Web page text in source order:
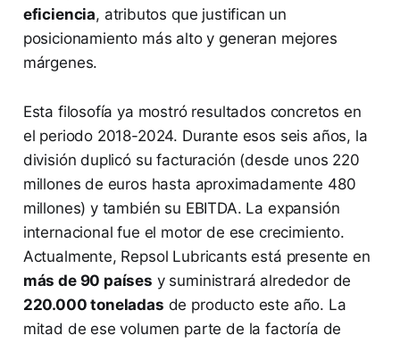
eficiencia, atributos que justifican un
posicionamiento más alto y generan mejores
márgenes.
Esta filosofía ya mostró resultados concretos en
el periodo 2018-2024. Durante esos seis años, la
división duplicó su facturación (desde unos 220
millones de euros hasta aproximadamente 480
millones) y también su EBITDA. La expansión
internacional fue el motor de ese crecimiento.
Actualmente, Repsol Lubricants está presente en
más de 90 países y suministrará alrededor de
220.000 toneladas de producto este año. La
mitad de ese volumen parte de la factoría de